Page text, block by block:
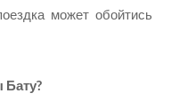
может обойтись
Бату?